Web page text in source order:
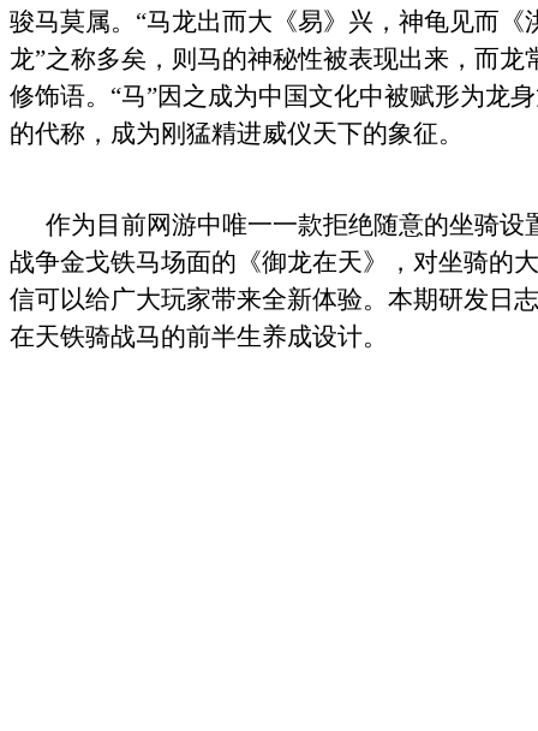
骏马莫属。“马龙出而大《易》兴，神龟见而《
龙”之称多矣，则马的神秘性被表现出来，而龙
修饰语。“马”因之成为中国文化中被赋形为龙
的代称，成为刚猛精进威仪天下的象征。
作为目前网游中唯一一款拒绝随意的坐骑设
战争金戈铁马场面的《御龙在天》，对坐骑的
信可以给广大玩家带来全新体验。本期研发日
在天铁骑战马的前半生养成设计。